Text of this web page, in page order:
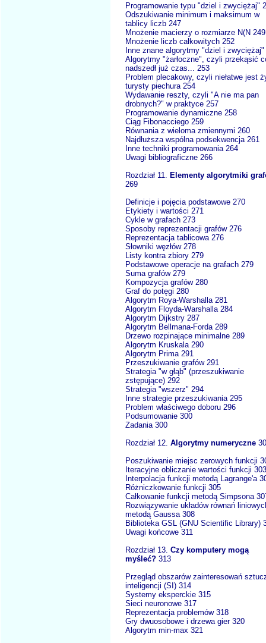
Programowanie typu "dziel i zwyciężaj"
Odszukiwanie minimum i maksimum w
tablicy liczb 247
Mnożenie macierzy o rozmiarze N(N 249
Mnożenie liczb całkowitych 252
Inne znane algorytmy "dziel i zwyciężaj"
Algorytmy "żarłoczne", czyli przekąsić
nadszedł już czas... 253
Problem plecakowy, czyli niełatwe jest
turysty piechura 254
Wydawanie reszty, czyli "A nie ma pan
drobnych?" w praktyce 257
Programowanie dynamiczne 258
Ciąg Fibonacciego 259
Równania z wieloma zmiennymi 260
Najdłuższa wspólna podsekwencja 261
Inne techniki programowania 264
Uwagi bibliograficzne 266
Rozdział 11.
Elementy algorytmiki
269
Definicje i pojęcia podstawowe 270
Etykiety i wartości 271
Cykle w grafach 273
Sposoby reprezentacji grafów 276
Reprezentacja tablicowa 276
Słowniki węzłów 278
Listy kontra zbiory 279
Podstawowe operacje na grafach 279
Suma grafów 279
Kompozycja grafów 280
Graf do potęgi 280
Algorytm Roya-Warshalla 281
Algorytm Floyda-Warshalla 284
Algorytm Dijkstry 287
Algorytm Bellmana-Forda 289
Drzewo rozpinające minimalne 289
Algorytm Kruskala 290
Algorytm Prima 291
Przeszukiwanie grafów 291
Strategia "w głąb" (przeszukiwanie
zstępujące) 292
Strategia "wszerz" 294
Inne strategie przeszukiwania 295
Problem właściwego doboru 296
Podsumowanie 300
Zadania 300
Rozdział 12. Algorytmy numeryczne
Poszukiwanie miejsc zerowych funkcji
Iteracyjne obliczanie wartości funkcji 303
Interpolacja funkcji metodą Lagrange'a
Różniczkowanie funkcji 305
Całkowanie funkcji metodą Simpsona
Rozwiązywanie układów równań
metodą Gaussa 308
Biblioteka GSL (GNU Scientific Library)
Uwagi końcowe 311
Rozdział 13. Czy komputery mogą
myśleć? 313
Przegląd obszarów zainteresowań
inteligencji (SI) 314
Systemy eksperckie 315
Sieci neuronowe 317
Reprezentacja problemów 318
Gry dwuosobowe i drzewa gier 320
Algorytm min-max 321